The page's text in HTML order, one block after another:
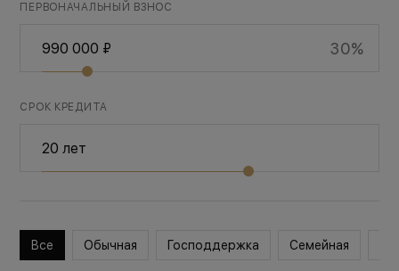
ПЕРВОНАЧАЛЬНЫЙ ВЗНОС
30%
СРОК КРЕДИТА
Все Обычная Господдержка Семейная